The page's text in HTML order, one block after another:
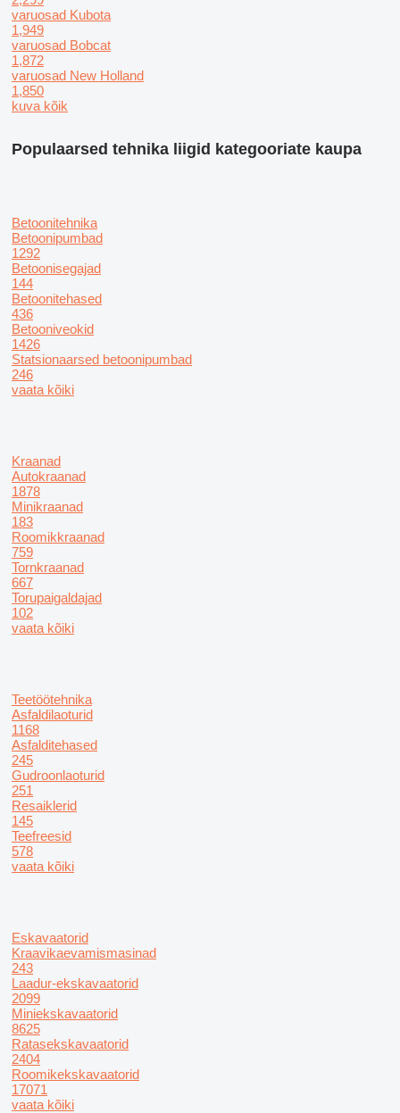
varuosad Kubota
1,949
varuosad Bobcat
1,872
varuosad New Holland
1,850
kuva kõik
Populaarsed tehnika liigid kategooriate kaupa
Betoonitehnika
Betoonipumbad
1292
Betoonisegajad
144
Betoonitehased
436
Betooniveokid
1426
Statsionaarsed betoonipumbad
246
vaata kõiki
Kraanad
Autokraanad
1878
Minikraanad
183
Roomikkraanad
759
Tornkraanad
667
Torupaigaldajad
102
vaata kõiki
Teetöötehnika
Asfaldilaoturid
1168
Asfalditehased
245
Gudroonlaoturid
251
Resaiklerid
145
Teefreesid
578
vaata kõiki
Eskavaatorid
Kraavikaevamismasinad
243
Laadur-ekskavaatorid
2099
Miniekskavaatorid
8625
Ratasekskavaatorid
2404
Roomikekskavaatorid
17071
vaata kõiki